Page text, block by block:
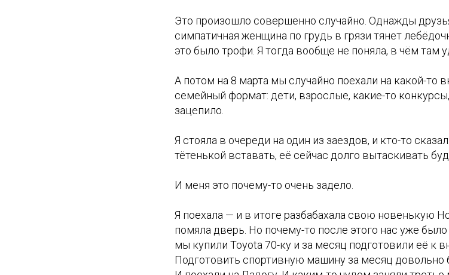
Это произошло совершенно случайно. Однажды
симпатичная женщина по грудь в грязи тянет
это было трофи. Я тогда вообще не поняла, в чём там
А потом на 8 марта мы случайно поехали на какой-то
семейный формат: дети, взрослые, какие-то
зацепило.
Я стояла в очереди на один из заездов, и кто-то
тётенькой вставать, её сейчас долго вытаскивать
И меня это почему-то очень задело.
Я поехала — и в итоге разбабахала свою новенькую
помяла дверь. Но почему-то после этого нас уже
мы купили Toyota 70-ку и за месяц подготовили её к
Подготовить спортивную машину за месяц довольно